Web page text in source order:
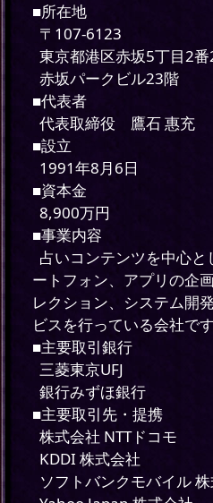
■所在地
〒107-6123
東京都港区赤坂5丁目2
赤坂パークビル23階
■代表者
代表取締役 鷹石 惠充
■設立
1991年8月6日
■資本金
8,900万円
■事業内容
占いコンテンツを中心と
ートフォン、アプリの企
レクション、システム開
ビスを行っている会社です
■主要取引銀行
三菱東京UFJ
銀行みずほ銀行
■主要取引先・提携
株式会社 NTTドコモ
KDDI 株式会社
ソフトバンクモバイル